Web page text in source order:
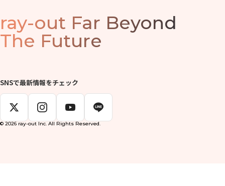
ray-out Far Beyond
The Future
SNSで最新情報をチェック
© 2026 ray-out Inc. All Rights Reserved.